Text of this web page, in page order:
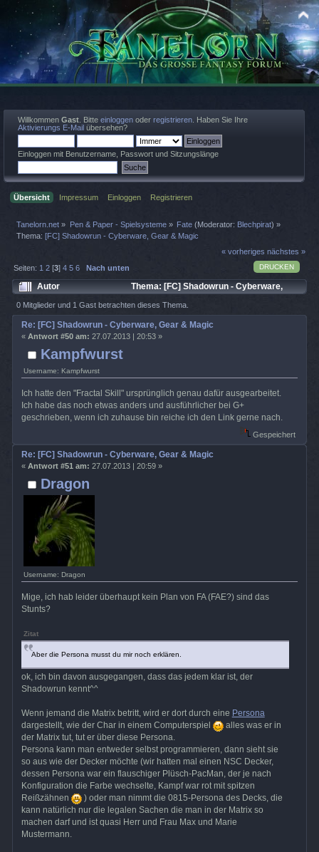
Willkommen Gast . Bitte einloggen oder registrieren . Haben Sie Ihre
Aktivierungs E-Mail übersehen?
Einloggen mit Benutzername, Passwort und Sitzungslänge
Übersicht Impressum Einloggen Registrieren
Tanelorn.net » Pen & Paper - Spielsysteme» Fate (Moderator: Blechpirat) »
Thema:[FC] Shadowrun - Cyberware, Gear & Magic
« vorheriges nächstes »
DRUCKEN
Seiten: 1 2 [3]4 5 6 Nach unten
Autor
Thema: [FC] Shadowrun - Cyberware,
Gear & Magic (Gelesen 42291 mal)
0 Mitglieder und 1 Gast betrachten dieses Thema.
Kampfwurst
Username: Kampfwurst
Re: [FC] Shadowrun - Cyberware, Gear & Magic
« Antwort #50 am: 27.07.2013 | 20:53 »
Ich hatte den "Fractal Skill" ursprünglich genau dafür ausgearbeitet.
Ich habe das noch etwas anders und ausführlicher bei G+
geschrieben, wenn ich zuhause bin reiche ich den Link gerne nach.
Gespeichert
Dragon
Username: Dragon
Re: [FC] Shadowrun - Cyberware, Gear & Magic
« Antwort #51 am: 27.07.2013 | 20:59 »
Mige, ich hab leider überhaupt kein Plan von FA (FAE?) sind das
Stunts?
Zitat
Aber die Persona musst du mir noch erklären.
ok, ich bin davon ausgegangen, dass das jedem klar ist, der
Shadowrun kennt^^
Wenn jemand die Matrix betritt, wird er dort durch eine Persona
dargestellt, wie der Char in einem Computerspiel
alles was er in
der Matrix tut, tut er über diese Persona.
Persona kann man entweder selbst programmieren, dann sieht sie
so aus wie der Decker möchte (wir hatten mal einen NSC Decker,
dessen Persona war ein flauschiger Plüsch-PacMan, der je nach
Konfiguration die Farbe wechselte, Kampf war rot mit spitzen
Reißzähnen
) oder man nimmt die 0815-Persona des Decks, die
kann natürlich nur die legalen Sachen die man in der Matrix so
machen darf und ist quasi Herr und Frau Max und Marie
Mustermann.